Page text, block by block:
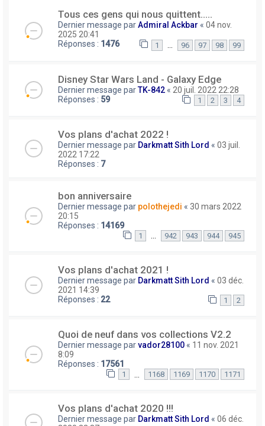
Tous ces gens qui nous quittent.....
Dernier message parAdmiral Ackbar « 04 nov.
2025 20:41
Réponses : 1476 1 96 97 98 99
Disney Star Wars Land - Galaxy Edge
Dernier message parTK-842 « 20 juil. 2022 22:28
Réponses : 59 1 2 3 4
Vos plans d'achat 2022 !
Dernier message par Darkmatt Sith Lord « 03 juil.
2022 17:22
Réponses : 7
bon anniversaire
Dernier message par polothejedi « 30 mars 2022
20:15
Réponses : 14169
1 942 943 944 945
Vos plans d'achat 2021 !
Dernier message par Darkmatt Sith Lord « 03 déc.
2021 14:39
Réponses : 22 1 2
Quoi de neuf dans vos collections V2.2
Dernier message parvador28100 « 11 nov. 2021
8:09
Réponses : 17561
1 1168 1169 1170 1171
Vos plans d'achat 2020 !!!
Dernier message par Darkmatt Sith Lord « 06 déc.